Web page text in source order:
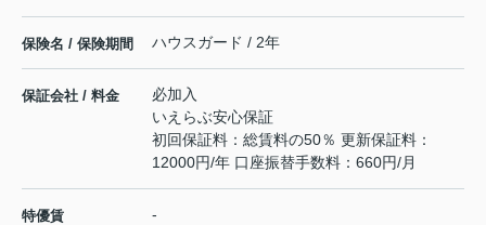
保険名 / 保険期間 ハウスガード / 2年
保証会社 / 料金
必加入
いえらぶ安心保証
初回保証料：総賃料の50％ 更新保証料：
12000円/年 口座振替手数料：660円/月
特優賃 -